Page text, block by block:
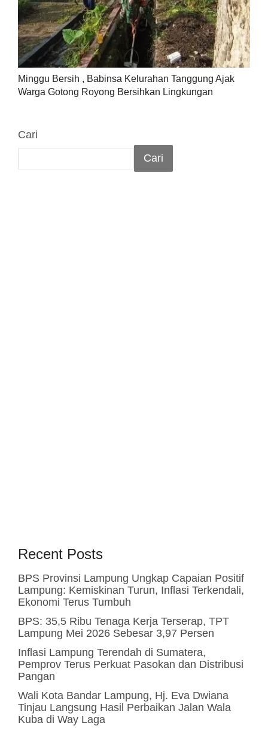
Minggu Bersih , Babinsa Kelurahan Tanggung Ajak
Warga Gotong Royong Bersihkan Lingkungan
Cari
Cari
Recent Posts
BPS Provinsi Lampung Ungkap Capaian Positif
Lampung: Kemiskinan Turun, Inflasi Terkendali,
Ekonomi Terus Tumbuh
BPS: 35,5 Ribu Tenaga Kerja Terserap, TPT
Lampung Mei 2026 Sebesar 3,97 Persen
Inflasi Lampung Terendah di Sumatera,
Pemprov Terus Perkuat Pasokan dan Distribusi
Pangan
Wali Kota Bandar Lampung, Hj. Eva Dwiana
Tinjau Langsung Hasil Perbaikan Jalan Wala
Kuba di Way Laga